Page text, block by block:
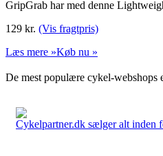
GripGrab har med denne
129 kr. (Vis fragtpris)
Læs mere »Køb nu »
De mest populære cykel-webshops
Cykelpartner.dk sælger alt inden